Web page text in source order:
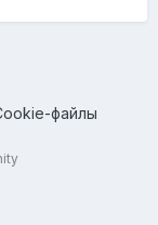
файлы